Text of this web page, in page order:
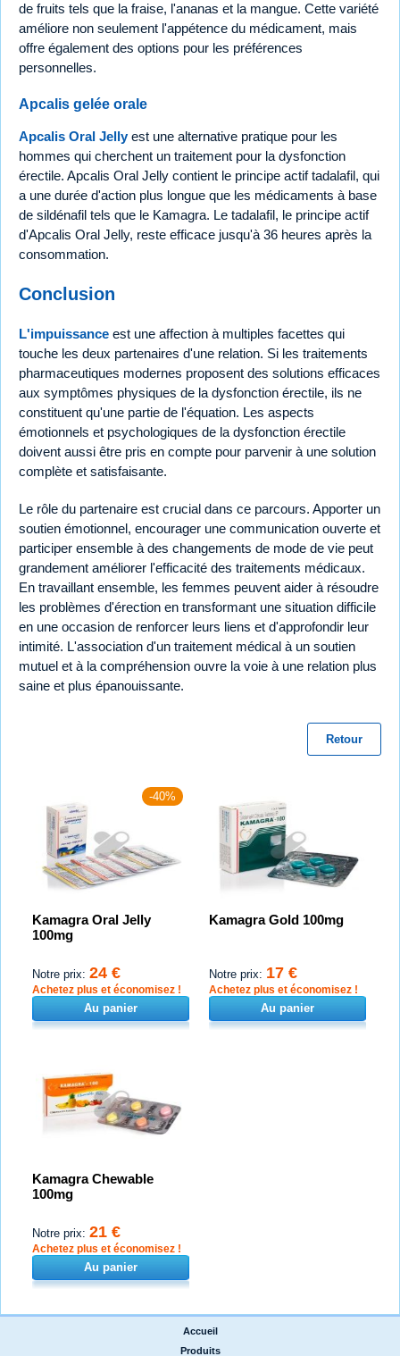
de fruits tels que la fraise, l'ananas et la mangue. Cette variété
améliore non seulement l'appétence du médicament, mais
offre également des options pour les préférences
personnelles.
Apcalis gelée orale
Apcalis Oral Jellyest une alternative pratique pour les
hommes qui cherchent un traitement pour la dysfonction
érectile. Apcalis Oral Jelly contient le principe actif tadalafil, qui
a une durée d'action plus longue que les médicaments à base
de sildénafil tels que le Kamagra. Le tadalafil, le principe actif
d'Apcalis Oral Jelly, reste efficace jusqu'à 36 heures après la
consommation.
Conclusion
L'impuissance est une affection à multiples facettes qui
touche les deux partenaires d'une relation. Si les traitements
pharmaceutiques modernes proposent des solutions efficaces
aux symptômes physiques de la dysfonction érectile, ils ne
constituent qu'une partie de l'équation. Les aspects
émotionnels et psychologiques de la dysfonction érectile
doivent aussi être pris en compte pour parvenir à une solution
complète et satisfaisante.
Le rôle du partenaire est crucial dans ce parcours. Apporter un
soutien émotionnel, encourager une communication ouverte et
participer ensemble à des changements de mode de vie peut
grandement améliorer l'efficacité des traitements médicaux.
En travaillant ensemble, les femmes peuvent aider à résoudre
les problèmes d'érection en transformant une situation difficile
en une occasion de renforcer leurs liens et d'approfondir leur
intimité. L'association d'un traitement médical à un soutien
mutuel et à la compréhension ouvre la voie à une relation plus
saine et plus épanouissante.
Retour
-40%
Kamagra Oral Jelly
100mg
Notre prix: 24 €
Achetez plus et économisez !
Au panier
Kamagra Gold 100mg
Notre prix: 17 €
Achetez plus et économisez !
Au panier
Kamagra Chewable
100mg
Notre prix: 21 €
Achetez plus et économisez !
Au panier
Accueil
Produits